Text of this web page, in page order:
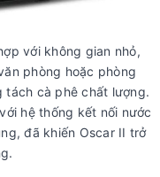
với không gian nhỏ,
phòng hoặc phòng
tách cà phê chất lượng.
hệ thống kết nối nước
đã khiến Oscar II trở